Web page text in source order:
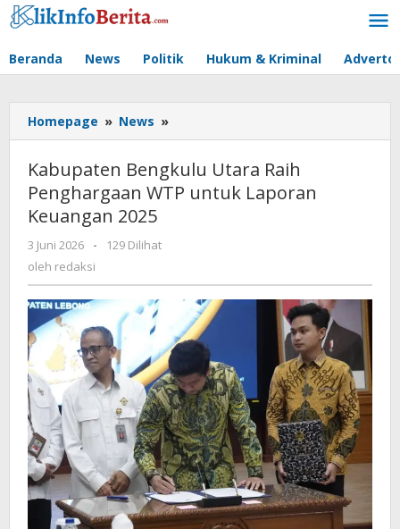
Lewati
ke
Beranda News Politik Hukum & Kriminal
Homepage » News »
Bengkulu
Raih
Penghargaan
2025
Kabupaten Bengkulu Utara Raih
Penghargaan WTP untuk Laporan
Keuangan 2025
3 Juni 2026
oleh
redaksi
-
129 Dilihat
oleh redaksi